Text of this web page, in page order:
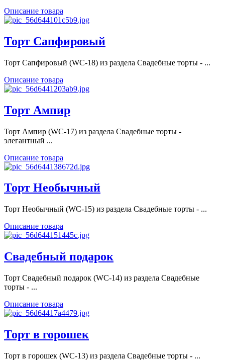
Описание товара
Торт Сапфировый
Торт Сапфировый (WC-18) из раздела Свадебные торты - ...
Описание товара
Торт Ампир
Торт Ампир (WC-17) из раздела Свадебные торты -
элегантный ...
Описание товара
Торт Необычный
Торт Необычный (WC-15) из раздела Свадебные торты - ...
Описание товара
Свадебный подарок
Торт Свадебный подарок (WC-14) из раздела Свадебные
торты - ...
Описание товара
Торт в горошек
Торт в горошек (WC-13) из раздела Свадебные торты - ...